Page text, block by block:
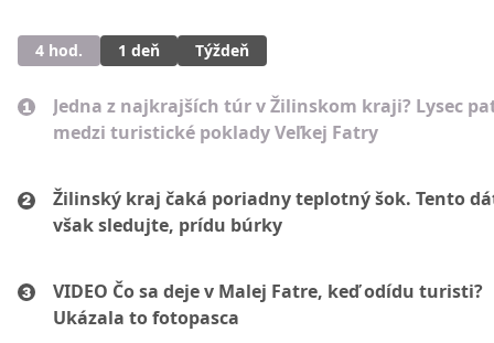
4 hod. 1 deň Týždeň
Jedna z najkrajších túr v Žilinskom kraji? Lysec
medzi turistické poklady Veľkej Fatry
Žilinský kraj čaká poriadny teplotný šok. Tento
však sledujte, prídu búrky
VIDEO Čo sa deje v Malej Fatre, keď odídu turisti?
Ukázala to fotopasca